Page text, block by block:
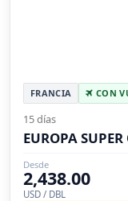
FRANCIA CON
15 días
EUROPA
Desde
2,438.00
USD / DBL